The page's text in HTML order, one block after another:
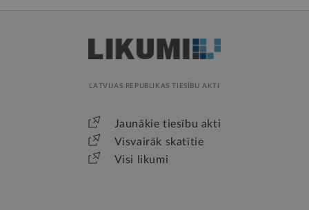
LATVIJAS REPUBLIKAS TIESĪBU AKTI
Jaunākie tiesību akti
Visvairāk skatītie
Visi likumi